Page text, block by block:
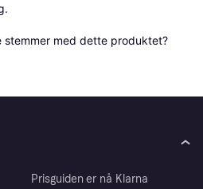
med dette produktet?
Prisguiden er nå Klarna